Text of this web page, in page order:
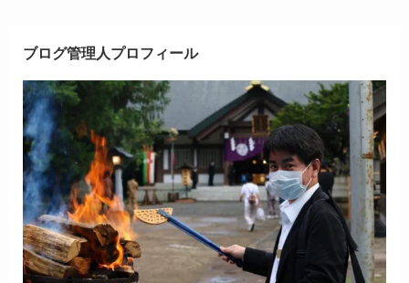
ブログ管理人プロフィール